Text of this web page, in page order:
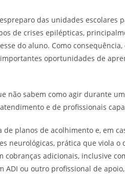
das unidades escolares
de crises epilépticas,
do aluno. Como
oportunidades de
não sabem como agir durante
e de profissionais
planos de acolhimento e, em
neurológicas, prática que viola o
cobranças adicionais, inclusive
ADI ou outro profissional de